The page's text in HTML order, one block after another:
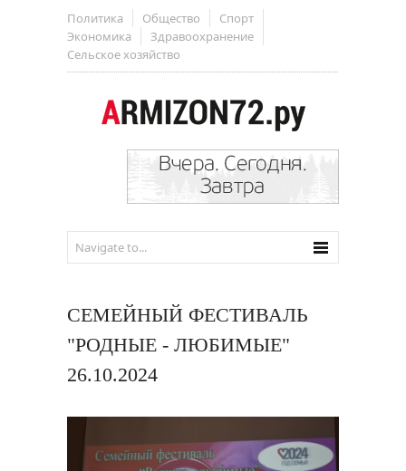
Политика Общество
Спорт
Экономика
Здравоохранение
Сельское хозяйство
СЕМЕЙНЫЙ ФЕСТИВАЛЬ
"РОДНЫЕ - ЛЮБИМЫЕ"
26.10.2024